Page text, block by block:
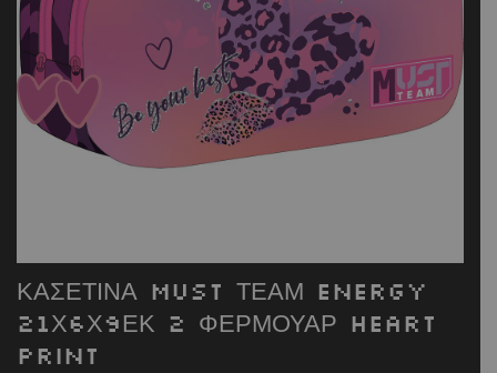
ΚΑΣΕΤΙΝΑ MUST ΤΕΑΜ ENERGY
21Χ6Χ9ΕΚ 2 ΦΕΡΜΟΥΑΡ Heart
Print